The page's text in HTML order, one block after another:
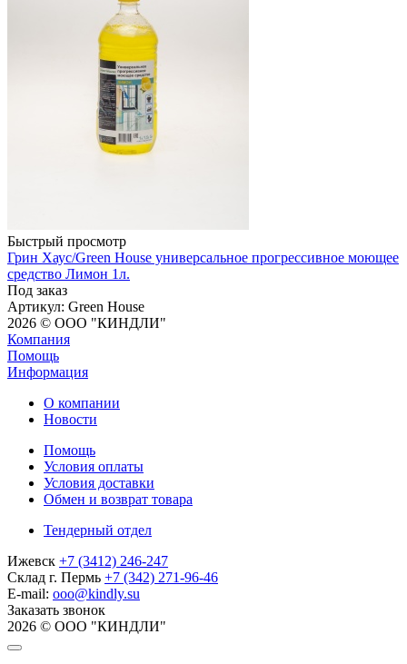
Быстрый просмотр
Грин Хаус/Green House универсальное прогрессивное моющее
средство Лимон 1л.
Под заказ
Артикул: Green House
2026 © ООО "КИНДЛИ"
Компания
Помощь
Информация
О компании
Новости
Помощь
Условия оплаты
Условия доставки
Обмен и возврат товара
Тендерный отдел
Ижевск +7 (3412) 246-247
Склад г. Пермь +7 (342) 271-96-46
E-mail: ooo@kindly.su
Заказать звонок
2026 © ООО "КИНДЛИ"